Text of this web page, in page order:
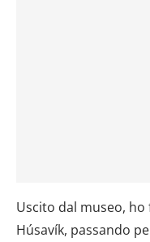
Uscito dal museo,
Húsavík, passando